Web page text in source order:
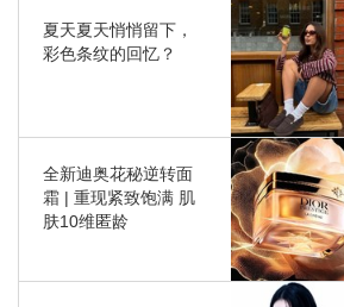
夏天夏天悄悄留下，
彩色条纹的回忆？
全新迪奥花秘逆转面
霜 | 重现紧致饱满 肌
肤10维匿龄